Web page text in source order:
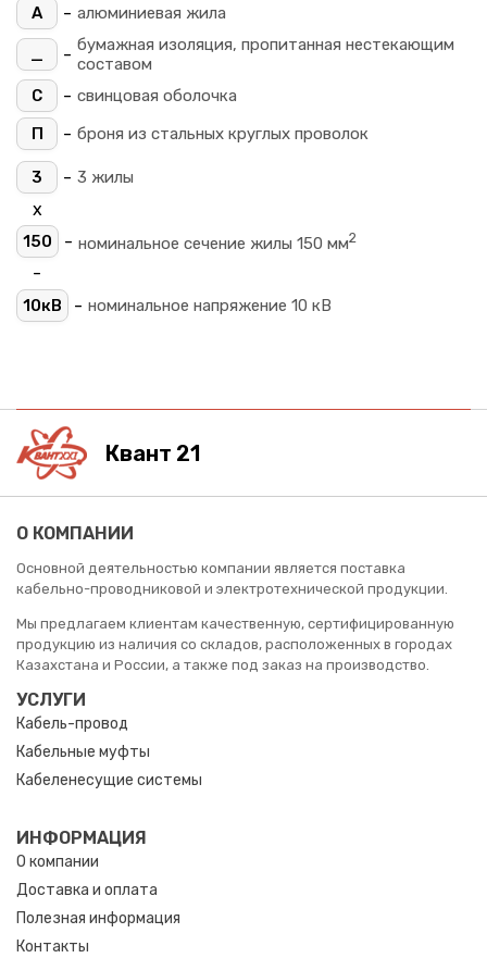
А
- алюминиевая жила
_ - бумажная изоляция, пропитанная нестекающим
составом
С
- свинцовая оболочка
П
- броня из стальных круглых проволок
3 - 3 жилы
х
150 - номинальное сечение жилы 150 мм2
-
10кВ - номинальное напряжение 10 кВ
Квант 21
О КОМПАНИИ
Основной деятельностью компании является поставка
кабельно-проводниковой и электротехнической продукции.
Мы предлагаем клиентам качественную, сертифицированную
продукцию из наличия со складов, расположенных в городах
Казахстана и России, а также под заказ на производство.
УСЛУГИ
Кабель-провод
Кабельные муфты
Кабеленесущие системы
ИНФОРМАЦИЯ
О компании
Доставка и оплата
Полезная информация
Контакты